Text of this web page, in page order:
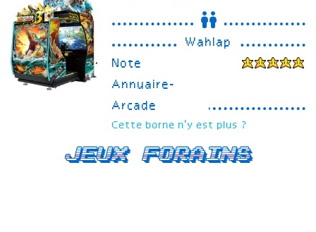
Wahlap
Note
Annuaire-
Arcade
Cette borne n'y est plus ?
Jeux forains